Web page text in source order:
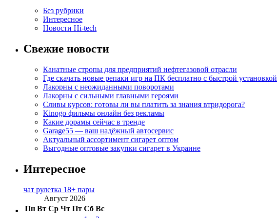
Без рубрики
Интересное
Новости Hi-tech
Свежие новости
Канатные стропы для предприятий нефтегазовой отрасли
Где скачать новые репаки игр на ПК бесплатно с быстрой установкой
Лакорны с неожиданными поворотами
Лакорны с сильными главными героями
Сливы курсов: готовы ли вы платить за знания втридорога?
Kinogo фильмы онлайн без рекламы
Какие дорамы сейчас в тренде
Garage55 — ваш надёжный автосервис
Актуальный ассортимент сигарет оптом
Выгодные оптовые закупки сигарет в Украине
Интересное
чат рулетка 18+ пары
Август 2026
Пн Вт Ср Чт Пт Сб Вс